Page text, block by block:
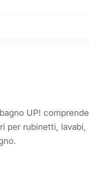
UP! comprende
per rubinetti, lavabi,